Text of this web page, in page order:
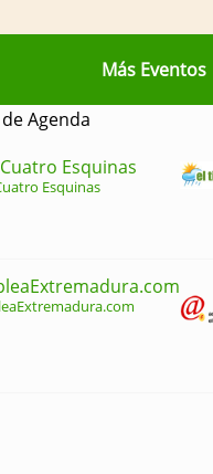
Más Eventos
Esquinas
Esquinas